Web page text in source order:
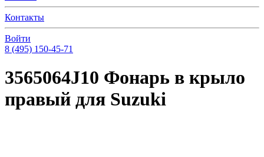
Контакты
Войти
8 (495) 150-45-71
3565064J10 Фонарь в крыло
правый для Suzuki